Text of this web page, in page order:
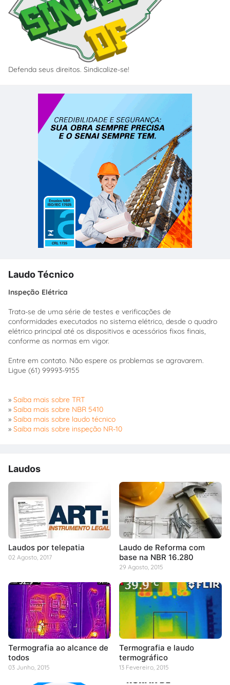
Defenda seus direitos. Sindicalize-se!
Laudo Técnico
Inspeção Elétrica
Trata-se de uma série de testes e verificações de
conformidades executados no sistema elétrico, desde o quadro
elétrico principal até os dispositivos e acessórios fixos finais,
conforme as normas em vigor.
Entre em contato. Não espere os problemas se agravarem.
Ligue (61) 99993-9155
» Saiba mais sobre TRT
» Saiba mais sobre NBR 5410
» Saiba mais sobre laudo técnico
» Saiba mais sobre inspeção NR-10
Laudos
Laudos por telepatia
02 Agosto, 2017
Laudo de Reforma com
base na NBR 16.280
29 Agosto, 2015
Termografia ao alcance de
todos
03 Junho, 2015
Termografia e laudo
termográfico
13 Fevereiro, 2015